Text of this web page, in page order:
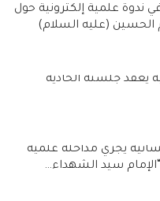
ندوة علمية إلكترونية حول
(عليه السلام)
يعقد جلسته الحادية
يجري مداخلة علمية
سيد الشهداء…